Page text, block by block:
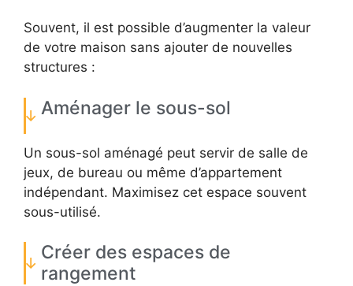
Souvent, il est possible d’augmenter la valeur
de votre maison sans ajouter de nouvelles
structures :
Aménager le sous-sol
Un sous-sol aménagé peut servir de salle de
jeux, de bureau ou même d’appartement
indépendant. Maximisez cet espace souvent
sous-utilisé.
Créer des espaces de
rangement